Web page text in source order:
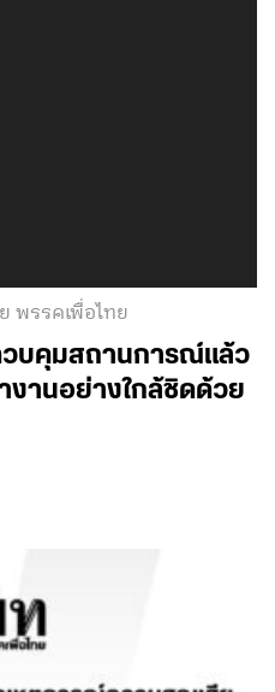
พรรคเพื่อไทย
วบคุมสถานการณ์แล้ว
านอย่างใกล้ชิดด้วย